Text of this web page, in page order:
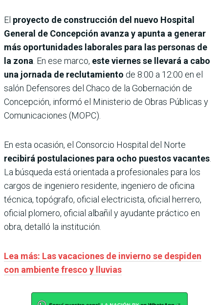
El proyecto de construcción del nuevo Hospital
General de Concepción avanza y apunta a generar
más oportunidades laborales para las personas de
la zona . En ese marco, este viernes se llevará a cabo
una jornada de reclutamiento de 8:00 a 12:00 en el
salón Defensores del Chaco de la Gobernación de
Concepción, informó el Ministerio de Obras Públicas y
Comunicaciones (MOPC).
En esta ocasión, el Consorcio Hospital del Norte
recibirá postulaciones para ocho puestos vacantes
La búsqueda está orientada a profesionales para los
cargos de ingeniero residente, ingeniero de oficina
técnica, topógrafo, oficial electricista, oficial herrero,
oficial plomero, oficial albañil y ayudante práctico en
obra, detalló la institución.
Lea más: Las vacaciones de invierno se despiden
con ambiente fresco y lluvias